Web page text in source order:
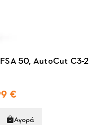
50, AutoCut C3-2
€
Αγορά